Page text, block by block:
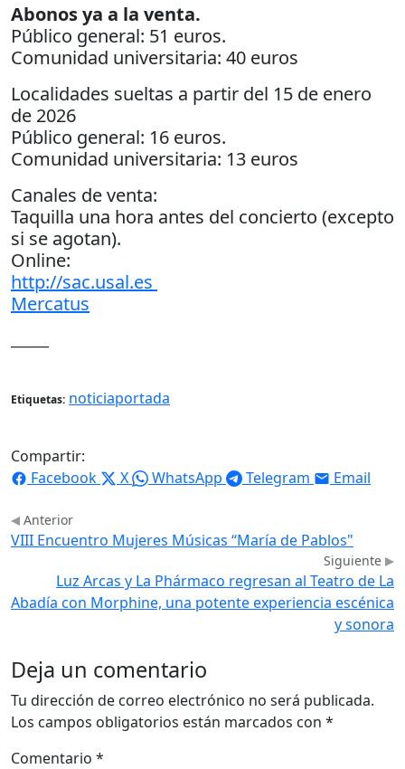
Abonos ya a la venta.
Público general: 51 euros.
Comunidad universitaria: 40 euros
Localidades sueltas a partir del 15 de enero
de 2026
Público general: 16 euros.
Comunidad universitaria: 13 euros
Canales de venta:
Taquilla una hora antes del concierto (excepto
si se agotan).
Online:
http://sac.usal.es
Mercatus
Etiquetas: noticiaportada
Compartir:
Facebook
X WhatsApp Telegram Email
Anterior
VIII Encuentro Mujeres Músicas “María de Pablos"
Siguiente
Luz Arcas y La Phármaco regresan al Teatro de La
Abadía con Morphine, una potente experiencia escénica
y sonora
Deja un comentario
Tu dirección de correo electrónico no será publicada.
Los campos obligatorios están marcados con *
Comentario *